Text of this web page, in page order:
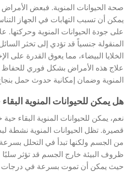
صحة الحيوانات المنوية. فبعض الأمراض
يمكن أن تسبب التهابات في الجهاز
على جودة الحيوانات المنوية وحركتها.
المنقولة جنسياً قد تؤدي إلى تخثر
الخلايا البيضاء، مما يعوق القدرة
علاج هذه الأمراض بشكل فوري
المنوية وضمان إمكانية حدوث حمل
هل يمكن للحيوانات المنوية
نعم، يمكن للحيوانات المنوية البقاء
قصيرة. تظل الحيوانات المنوية نشطة
من الجسم ولكنها تبدأ في التحلل بسرعة
ظروف البيئة خارج الجسم قد تؤثر سلبًا
حيث يمكن أن تموت بسرعة في درجات